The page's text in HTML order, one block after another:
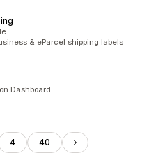
& eParcel shipping labels
Dashboard
4 40